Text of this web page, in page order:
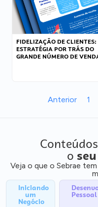
FIDELIZAÇÃO DE
ESTRATÉGIA POR TRÁS DO
GRANDE NÚMERO DE
Anterior 1
o
Veja o que o Sebrae
Iniciando
um
Negócio
Pessoal